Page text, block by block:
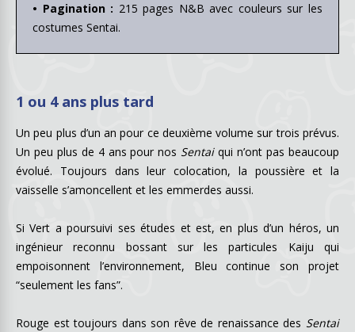
• Pagination : 215 pages N&B avec couleurs sur les
costumes Sentai.
1 ou 4 ans plus tard
Un peu plus d’un an pour ce deuxième volume sur trois prévus.
Un peu plus de 4 ans pour nos Sentaiqui n’ont pas beaucoup
évolué. Toujours dans leur colocation, la poussière et la
vaisselle s’amoncellent et les emmerdes aussi.
Si Vert a poursuivi ses études et est, en plus d’un héros, un
ingénieur reconnu bossant sur les particules Kaiju qui
empoisonnent l’environnement, Bleu continue son projet
“seulement les fans”.
Rouge est toujours dans son rêve de renaissance des Sentai